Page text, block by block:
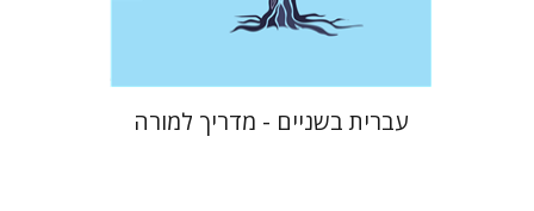
$19
$17
עברית בשניים - מדריך למורה